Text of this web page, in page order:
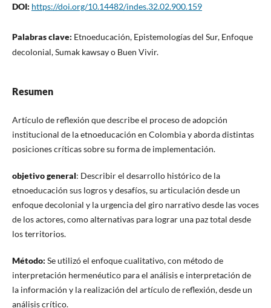
DOI: https://doi.org/10.14482/indes.32.02.900.159
Palabras clave: Etnoeducación, Epistemologías del Sur, Enfoque
decolonial, Sumak kawsay o Buen Vivir.
Resumen
Artículo de reflexión que describe el proceso de adopción
institucional de la etnoeducación en Colombia y aborda distintas
posiciones críticas sobre su forma de implementación.
objetivo general: Describir el desarrollo histórico de la
etnoeducación sus logros y desafíos, su articulación desde un
enfoque decolonial y la urgencia del giro narrativo desde las voces
de los actores, como alternativas para lograr una paz total desde
los territorios.
Método: Se utilizó el enfoque cualitativo, con método de
interpretación hermenéutico para el análisis e interpretación de
la información y la realización del artículo de reflexión, desde un
análisis crítico.